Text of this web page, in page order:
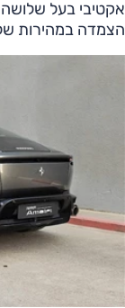
הצמדה במהירות של 250